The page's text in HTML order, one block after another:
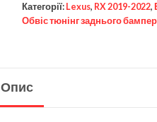
Категорії: Lexus, RX 2019-2022,
Обвіс тюнінг заднього
Опис